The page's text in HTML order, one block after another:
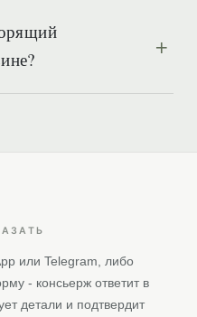
или Telegram, либо
- консьерж ответит в
детали и подтвердит